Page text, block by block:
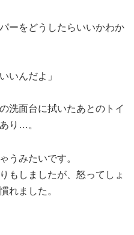
ーをどうしたらいいかわか
いんだよ」
洗面台に拭いたあとのトイ
り…。
うみたいです。
もしましたが、怒ってしょ
れました。